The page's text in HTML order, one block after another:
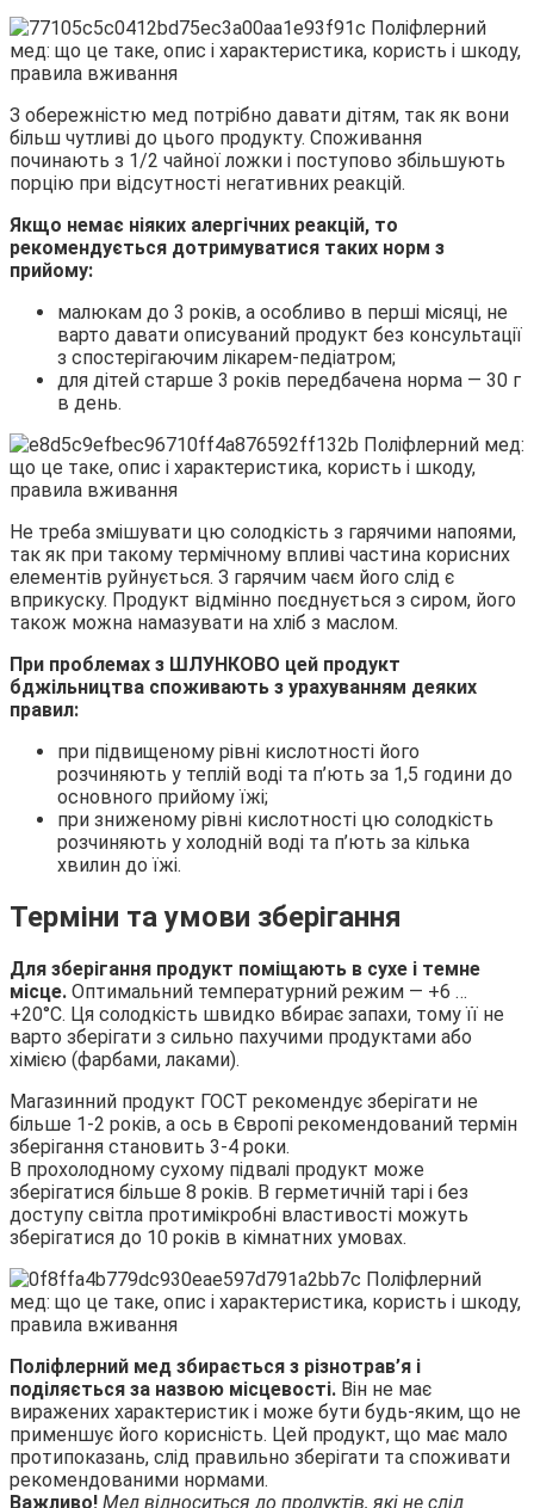
З обережністю мед потрібно давати дітям, так як вони
більш чутливі до цього продукту. Споживання
починають з 1/2 чайної ложки і поступово збільшують
порцію при відсутності негативних реакцій.
Якщо немає ніяких алергічних реакцій, то
рекомендується дотримуватися таких норм з
прийому:
малюкам до 3 років, а особливо в перші місяці, не
варто давати описуваний продукт без консультації
з спостерігаючим лікарем-педіатром;
для дітей старше 3 років передбачена норма — 30 г
в день.
Не треба змішувати цю солодкість з гарячими напоями,
так як при такому термічному впливі частина корисних
елементів руйнується. З гарячим чаєм його слід є
вприкуску. Продукт відмінно поєднується з сиром, його
також можна намазувати на хліб з маслом.
При проблемах з ШЛУНКОВО цей продукт
бджільництва споживають з урахуванням деяких
правил:
при підвищеному рівні кислотності його
розчиняють у теплій воді та п’ють за 1,5 години до
основного прийому їжі;
при зниженому рівні кислотності цю солодкість
розчиняють у холодній воді та п’ють за кілька
хвилин до їжі.
Терміни та умови зберігання
Для зберігання продукт поміщають в сухе і темне
місце. Оптимальний температурний режим — +6 …
+20°C. Ця солодкість швидко вбирає запахи, тому її не
варто зберігати з сильно пахучими продуктами або
хімією (фарбами, лаками).
Магазинний продукт ГОСТ рекомендує зберігати не
більше 1-2 років, а ось в Європі рекомендований термін
зберігання становить 3-4 роки.
В прохолодному сухому підвалі продукт може
зберігатися більше 8 років. В герметичній тарі і без
доступу світла протимікробні властивості можуть
зберігатися до 10 років в кімнатних умовах.
Поліфлерний мед збирається з різнотрав’я і
поділяється за назвою місцевості. Він не має
виражених характеристик і може бути будь-яким, що не
применшує його корисність. Цей продукт, що має мало
протипоказань, слід правильно зберігати та споживати
рекомендованими нормами.
Важливо! Мед відноситься до продуктів, які не слід